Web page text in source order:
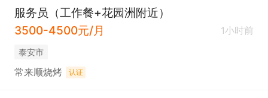
服务员（工作餐+花园洲附近）
3500-4500元/月
1小时前
泰安市
常来顺烧烤 认证